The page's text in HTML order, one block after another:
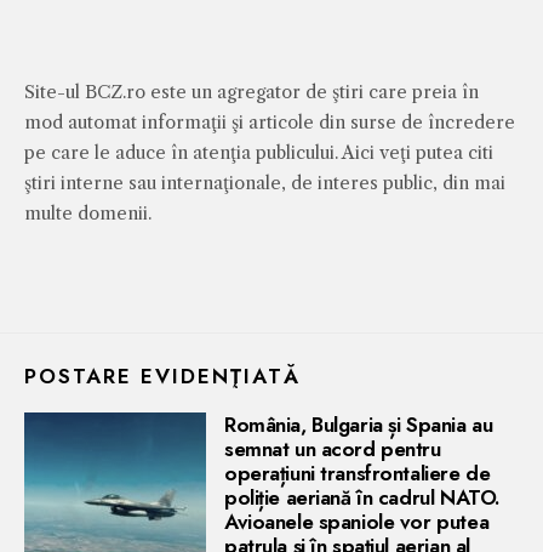
Site-ul BCZ.ro este un agregator de ştiri care preia în
mod automat informaţii şi articole din surse de încredere
pe care le aduce în atenţia publicului. Aici veţi putea citi
ştiri interne sau internaţionale, de interes public, din mai
multe domenii.
POSTARE EVIDENŢIATĂ
România, Bulgaria și Spania au
semnat un acord pentru
operațiuni transfrontaliere de
poliție aeriană în cadrul NATO.
Avioanele spaniole vor putea
patrula și în spațiul aerian al